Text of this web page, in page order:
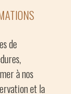
de
à nos
et la